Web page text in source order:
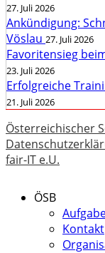
27. Juli 2026
Ankündigung:
Vöslau 27. Juli 2026
Favoritensieg
23. Juli 2026
Erfolgreiche
21. Juli 2026
Österreichischer
fair-IT e.U.
ÖSB
Kontakt